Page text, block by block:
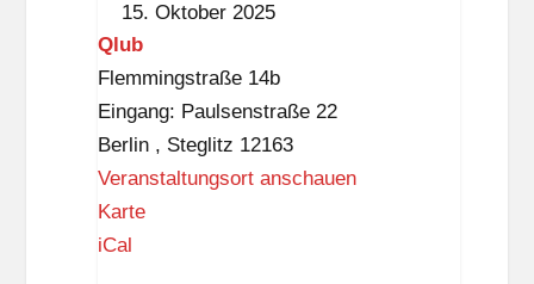
n
B
i
b
l
i
15. Oktober 2025
Qlub
Flemmingstraße 14b
Eingang: Paulsenstraße 22
Berlin , Steglitz 12163
Veranstaltungsort anschauen
KarteQ
iCal